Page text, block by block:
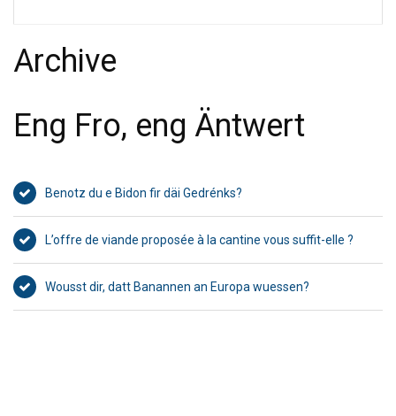
Archive
Eng Fro, eng Äntwert
Benotz du e Bidon fir däi Gedrénks?
L’offre de viande proposée à la cantine vous suffit-elle ?
Wousst dir, datt Banannen an Europa wuessen?